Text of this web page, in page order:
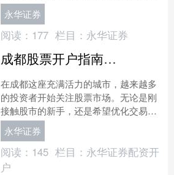
规配资平台，但如何选择正规渠道、完
成安全开户仍是许多投资者....
永华证券
阅读： 177 栏目： 永华证券
成都股票开户指南｜低佣金通道
在成都这座充满活力的城市，越来越多
的投资者开始关注股票市场。无论是刚
接触股市的新手，还是希望优化交易成
本的老股民，选择一家合适的券商和低
佣金通道都至关重要。本文....
永华证券
阅读： 145 栏目： 永华证券配资开
户